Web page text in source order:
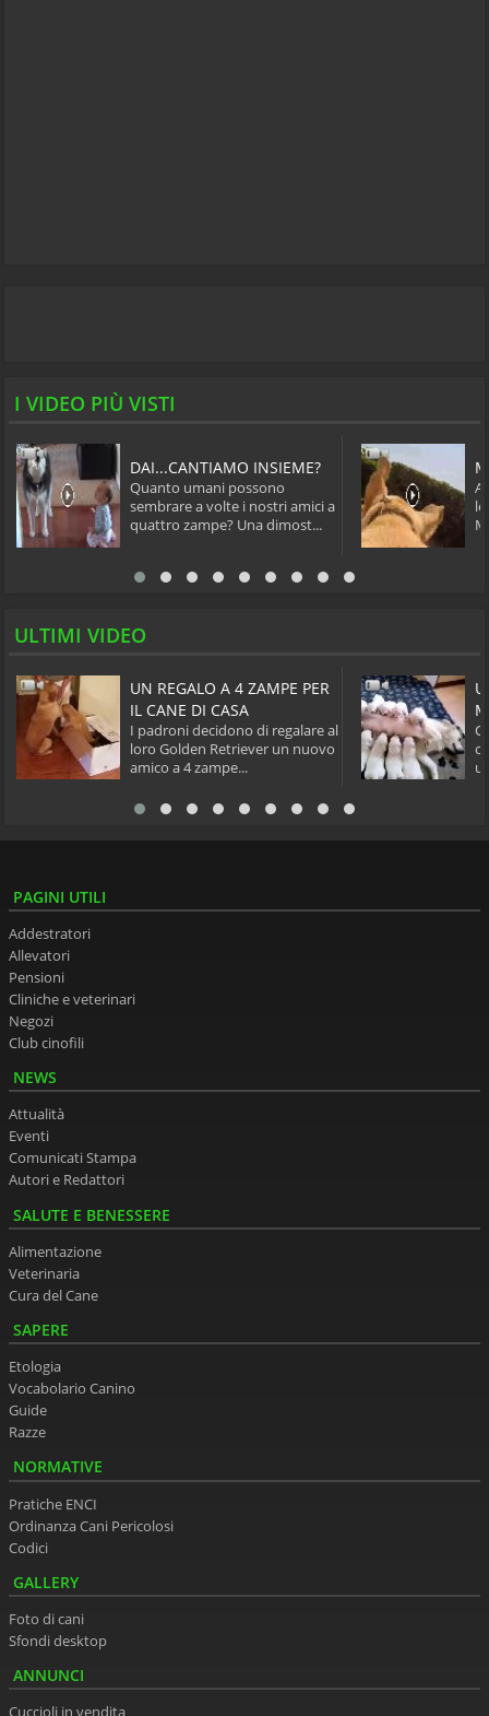
I VIDEO PIÙ VISTI
DAI...CANTIAMO INSIEME?
Quanto umani possono
sembrare a volte i nostri amici a
quattro zampe? Una dimost...
ULTIMI VIDEO
UN REGALO A 4 ZAMPE PER
IL CANE DI CASA
I padroni decidono di regalare al
loro Golden Retriever un nuovo
amico a 4 zampe...
PAGINI UTILI
Addestratori
Allevatori
Pensioni
Cliniche e veterinari
Negozi
Club cinofili
NEWS
Attualità
Eventi
Comunicati Stampa
Autori e Redattori
SALUTE E BENESSERE
Alimentazione
Veterinaria
Cura del Cane
SAPERE
Etologia
Vocabolario Canino
Guide
Razze
NORMATIVE
Pratiche ENCI
Ordinanza Cani Pericolosi
Codici
GALLERY
Foto di cani
Sfondi desktop
ANNUNCI